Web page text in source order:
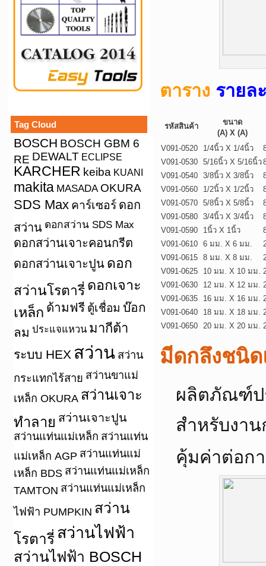
Tag Cloud
BOSCH BOSCH GBM 6
RE DEWALT ECLIPSE
KARCHER keiba KUANI
makita MASADA OKURA
SDS Max คาร์เซอร์ ดอก
สว่าน ดอกสว่าน SDS Max
ดอกสว่านเจาะคอนกรีต
ดอกสว่านเจาะปูน ดอก
สว่านโรตารี่ ดอกเจาะ
เหล็ก ด้ามฟรี ตู้เชื่อม บ๊อก
ลม ประแจแหวน มากีต้า
ระบบ HEX สว่าน สว่าน
กระแทกไร้สาย สว่านขาแม่
เหล็ก OKURA สว่านเจาะ
ทำลาย สว่านเจาะปูน
สว่านแท่นแม่เหล็ก สว่านแท่น
แม่เหล็ก AGP สว่านแท่นแม่
เหล็ก BDS สว่านแท่นแม่เหล็ก
TAMTON สว่านแท่นแม่เหล็ก
ไฟฟ้า PUMPKIN สว่าน
โรตารี่ สว่านไฟฟ้า
สว่านไฟฟ้า BOSCH
ตาราง รายล
รหัสสินค้า
ขนาด
(A) X (A)
V091-0520
1/4นิ้ว X 1/4นิ้ว
V091-0530 5/16นิ้ว X 5/16นิ้ว
V091-0540 3/8นิ้ว X 3/8นิ้ว
V091-0560
1/2นิ้ว X 1/2นิ้ว
V091-0570 5/8นิ้ว X 5/8นิ้ว
V091-0580 3/4นิ้ว X 3/4นิ้ว
V091-0590
1นิ้ว X 1นิ้ว
V091-0610 6 มม. X 6 มม.
V091-0615 8 มม. X 8 มม.
V091-0625
10 มม. X 10 มม.
V091-0630
12 มม. X 12 มม.
V091-0635
16 มม. X 16 มม.
V091-0640
18 มม. X 18 มม.
V091-0650 20 มม. X 20 มม.
มีดกลึงชนิด
ผลิตภัณฑ์ป
สำหรับงา
คุ้มค่าต่อก